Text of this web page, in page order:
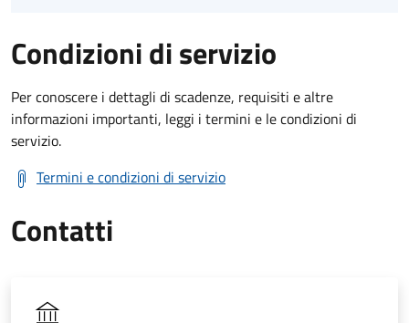
Condizioni di servizio
Per conoscere i dettagli di scadenze, requisiti e altre
informazioni importanti, leggi i termini e le condizioni di
servizio.
Termini e condizioni di servizio
Contatti